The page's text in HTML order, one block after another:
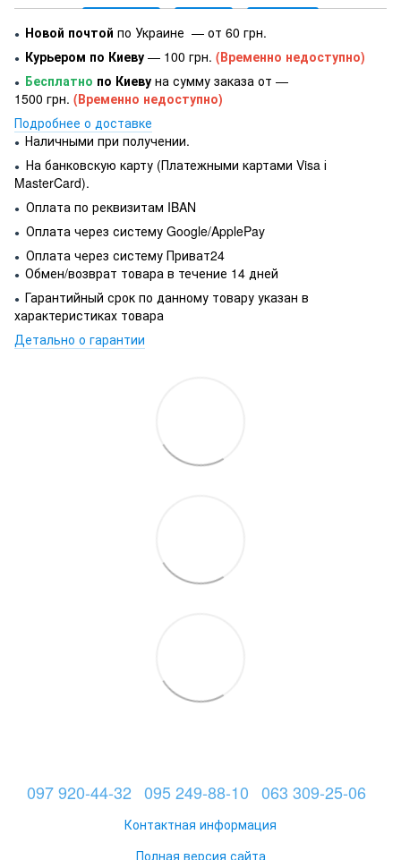
● Новой почтой по Украине — от 60 грн.
● Курьером по Киеву — 100 грн. (Временно недоступно)
● Бесплатно по Киеву на сумму заказа от —
1500 грн. (Временно недоступно)
Подробнее о доставке
● Наличными при получении.
● На банковскую карту (Платежными картами Visa і
MasterCard).
● Оплата по реквизитам IBAN
● Оплата через систему Google/ApplePay
● Оплата через систему Приват24
● Обмен/возврат товара в течение 14 дней
● Гарантийный срок по данному товару указан в
характеристиках товара
Детально о гарантии
097 920-44-32 095 249-88-10 063 309-25-06
Контактная информация
Полная версия сайта